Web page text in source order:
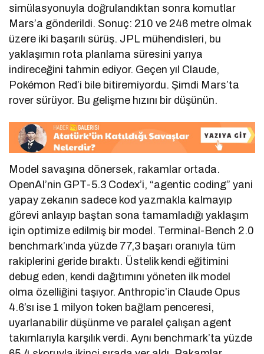
simülasyonuyla doğrulandıktan sonra komutlar
Mars’a gönderildi. Sonuç: 210 ve 246 metre olmak
üzere iki başarılı sürüş. JPL mühendisleri, bu
yaklaşımın rota planlama süresini yarıya
indireceğini tahmin ediyor. Geçen yıl Claude,
Pokémon Red’i bile bitiremiyordu. Şimdi Mars’ta
rover sürüyor. Bu gelişme hızını bir düşünün.
Model savaşına dönersek, rakamlar ortada.
OpenAI’nin GPT-5.3 Codex’i, “agentic coding” yani
yapay zekanın sadece kod yazmakla kalmayıp
görevi anlayıp baştan sona tamamladığı yaklaşım
için optimize edilmiş bir model. Terminal-Bench 2.0
benchmark’ında yüzde 77,3 başarı oranıyla tüm
rakiplerini geride bıraktı. Üstelik kendi eğitimini
debug eden, kendi dağıtımını yöneten ilk model
olma özelliğini taşıyor. Anthropic’in Claude Opus
4.6’sı ise 1 milyon token bağlam penceresi,
uyarlanabilir düşünme ve paralel çalışan agent
takımlarıyla karşılık verdi. Aynı benchmark’ta yüzde